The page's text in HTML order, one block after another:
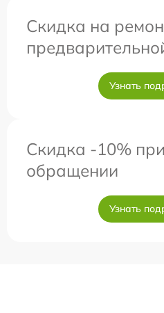
Скидка на
Узнать
Скидка -10%
обращении
Узнать